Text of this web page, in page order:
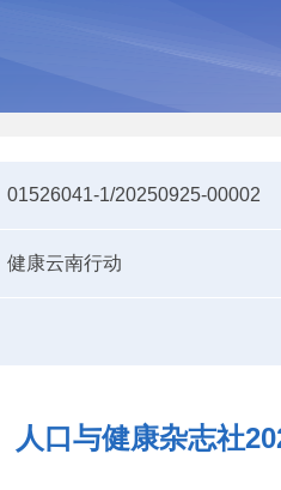
01526041-1/20250925-00002
健康云南行动
人口与健康杂志社